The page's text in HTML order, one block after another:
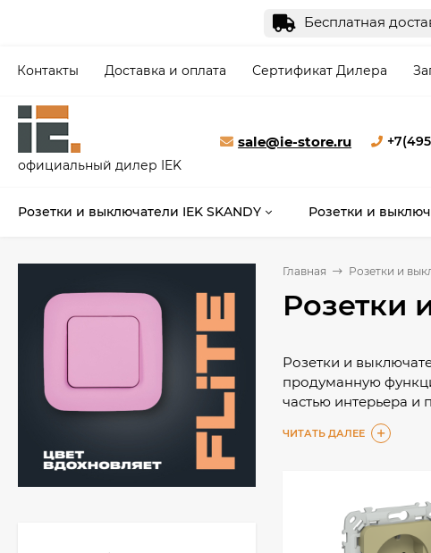
Бесплатная
Контакты Доставка и оплата Сертификат Дилера
официальный дилер IEK
sale@ie-store.ru
Розетки и выключатели IEK SKANDY Розетки и
Главная Розетки и
Розетки
Розетки и
продуманную
частью интерьера и
подходит для
Качественные
ЧИТАТЬ ДАЛЕЕ